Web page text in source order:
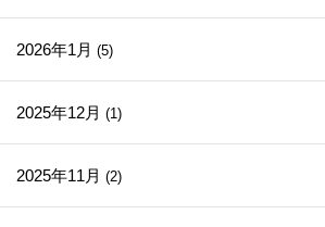
2026年1月 (5)
2025年12月 (1)
2025年11月 (2)